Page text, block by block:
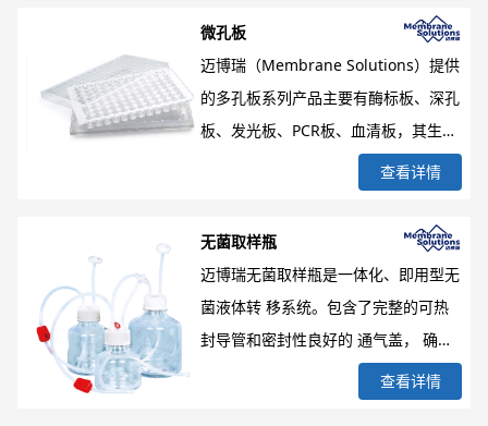
端可液封，伽马射线消毒灭菌。
微孔板
迈博瑞（Membrane Solutions）提供
的多孔板系列产品主要有酶标板、深孔
板、发光板、PCR板、血清板，其生产
过程均符合ISO9001标准，96微孔过滤
板为高通量样本处理或储备而设计，采
用聚丙烯PP精密注塑而成，配合多种不
密封并搭载可取下的导流板及收集板实
现无缝整合。微孔过滤板适合微米以上
查看详情
无菌取样瓶
迈博瑞无菌取样瓶是一体化、即用型无
菌液体转 移系统。包含了完整的可热
封导管和密封性良好的 通气盖， 确保
从瓶子中取出或注入液体无需打开瓶
盖，以消除因瓶盖打开所造成的污染风
查看详情